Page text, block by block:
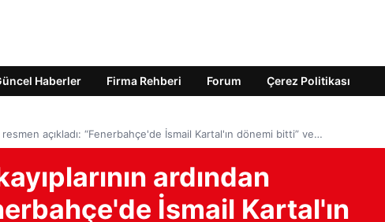
Haberler Firma Rehberi Forum Çerez Politikası
açıkladı: “Fenerbahçe'de İsmail Kartal'ın dönemi bitti” ve…
ardından
İsmail Kartal'ın